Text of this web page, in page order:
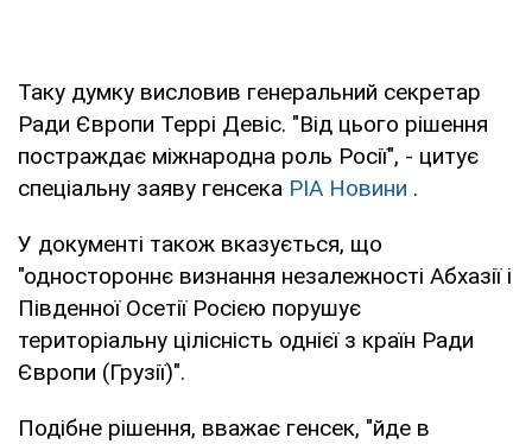
Таку думку висловив генеральний секретар
Ради Європи Террі Девіс. "Від цього рішення
постраждає міжнародна роль Росії", - цитує
спеціальну заяву генсека РІА Новини .
У документі також вказується, що
"одностороннє визнання незалежності Абхазії і
Південної Осетії Росією порушує
територіальну цілісність однієї з країн Ради
Європи (Грузії)".
Подібне рішення, вважає генсек, "йде в